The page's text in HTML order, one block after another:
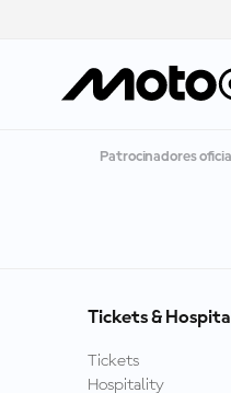
Patrocinadores
Tickets &
Tickets
Hospitality